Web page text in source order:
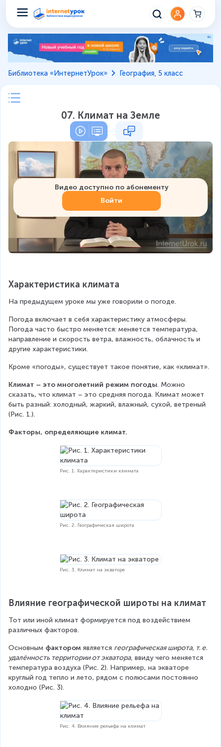
Библиотека «ИнтернетУрок» География, 5 класс
07. Климат на Земле
Видео доступно по абонементу
Войти
Характеристика климата
На предыдущем уроке мы уже говорили о погоде.
Погода включает в себя характеристику атмосферы.
Погода часто быстро меняется: меняется температура,
направление и скорость ветра, влажность, облачность и
другие характеристики.
Кроме «погоды», существует такое понятие, как «климат».
Климат – это многолетний режим погоды. Можно
сказать, что климат – это средняя погода. Климат может
быть разный: холодный, жаркий, влажный, сухой, ветреный
(Рис. 1.).
Факторы, определяющие климат.
Рис. 1. Характеристики климата
Рис. 2. Географическая широта
Рис. 3. Климат на экваторе
Влияние географической широты на климат
Тот или иной климат формируется под воздействием
различных факторов.
Основным фактором является географическая широта, т. е.
удалённость территории от экватора, ввиду чего меняется
температура воздуха (Рис. 2). Например, на экваторе
круглый год тепло и лето, рядом с полюсами постоянно
холодно (Рис. 3).
Рис. 4. Влияние рельефа на климат